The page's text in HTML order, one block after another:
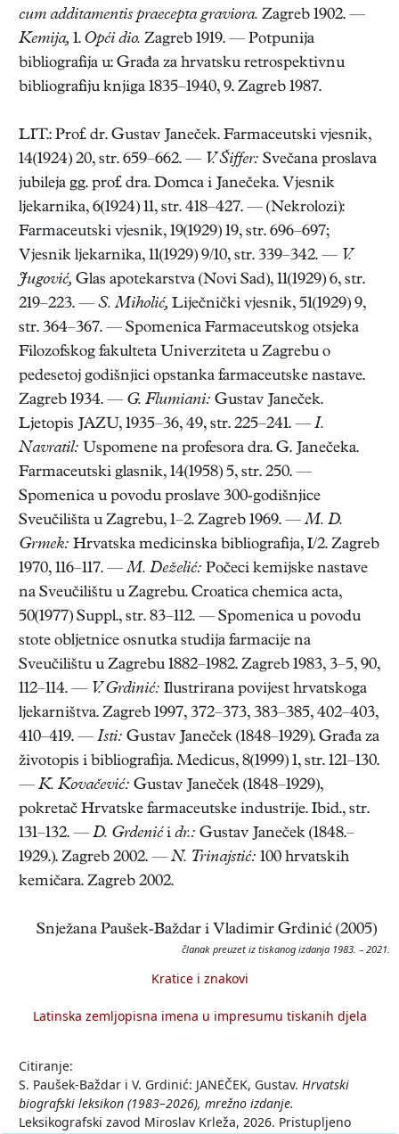
cum additamentis praecepta graviora. Zagreb 1902. —
Kemija, 1. Opći dio. Zagreb 1919. — Potpunija
bibliografija u: Građa za hrvatsku retrospektivnu
bibliografiju knjiga 1835–1940, 9. Zagreb 1987.
LIT.: Prof. dr. Gustav Janeček. Farmaceutski vjesnik,
14(1924) 20, str. 659–662. — V. Šiffer: Svečana proslava
jubileja gg. prof. dra. Domca i Janečeka. Vjesnik
ljekarnika, 6(1924) 11, str. 418–427. — (Nekrolozi):
Farmaceutski vjesnik, 19(1929) 19, str. 696–697;
Vjesnik ljekarnika, 11(1929) 9/10, str. 339–342. — V.
Jugović, Glas apotekarstva (Novi Sad), 11(1929) 6, str.
219–223. — S. Miholić, Liječnički vjesnik, 51(1929) 9,
str. 364–367. — Spomenica Farmaceutskog otsjeka
Filozofskog fakulteta Univerziteta u Zagrebu o
pedesetoj godišnjici opstanka farmaceutske nastave.
Zagreb 1934. — G. Flumiani: Gustav Janeček.
Ljetopis JAZU, 1935–36, 49, str. 225–241. — I.
Navratil: Uspomene na profesora dra. G. Janečeka.
Farmaceutski glasnik, 14(1958) 5, str. 250. —
Spomenica u povodu proslave 300-godišnjice
Sveučilišta u Zagrebu, 1–2. Zagreb 1969. —M. D.
Grmek: Hrvatska medicinska bibliografija, I/2. Zagreb
1970, 116–117. —M. Deželić: Počeci kemijske nastave
na Sveučilištu u Zagrebu. Croatica chemica acta,
50(1977) Suppl., str. 83–112. — Spomenica u povodu
stote obljetnice osnutka studija farmacije na
Sveučilištu u Zagrebu 1882–1982. Zagreb 1983, 3–5, 90,
112–114. — V. Grdinić: Ilustrirana povijest hrvatskoga
ljekarništva. Zagreb 1997, 372–373, 383–385, 402–403,
410–419. — Isti: Gustav Janeček (1848–1929). Građa za
životopis i bibliografija. Medicus, 8(1999) 1, str. 121–130.
— K. Kovačević: Gustav Janeček (1848–1929),
pokretač Hrvatske farmaceutske industrije. Ibid., str.
131–132. — D. Grdenić i dr.: Gustav Janeček (1848.–
1929.). Zagreb 2002. — N. Trinajstić: 100 hrvatskih
kemičara. Zagreb 2002.
Snježana Paušek-Baždar i Vladimir Grdinić (2005)
članak preuzet iz tiskanog izdanja 1983. – 2021.
Kratice i znakovi
Latinska zemljopisna imena u impresumu tiskanih djela
Citiranje:
S. Paušek-Baždar i V. Grdinić: JANEČEK, Gustav. Hrvatski
biografski leksikon (1983–2026), mrežno izdanje.
Leksikografski zavod Miroslav Krleža, 2026. Pristupljeno